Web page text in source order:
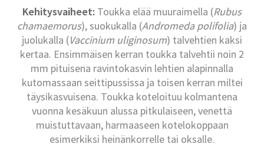
Kehitysvaiheet: Toukka elää muuraimella (Rubus
chamaemorus), suokukalla (Andromeda polifolia) ja
juolukalla (Vaccinium uliginosum) talvehtien kaksi
kertaa. Ensimmäisen kerran toukka talvehtii noin 2
mm pituisena ravintokasvin lehtien alapinnalla
kutomassaan seittipussissa ja toisen kerran miltei
täysikasvuisena. Toukka koteloituu kolmantena
vuonna kesäkuun alussa pitkulaiseen, venettä
muistuttavaan, harmaaseen kotelokoppaan
esimerkiksi heinänkorrelle tai oksalle.